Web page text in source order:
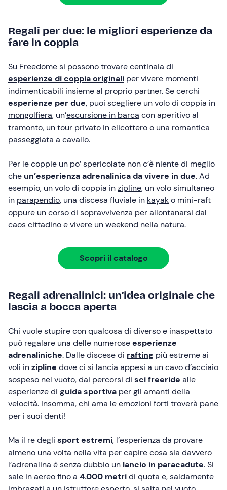
Regali per due: le migliori esperienze da
fare in coppia
Su Freedome si possono trovare centinaia di
esperienze di coppia originali per vivere momenti
indimenticabili insieme al proprio partner. Se cerchi
esperienze per due, puoi scegliere un volo di coppia in
mongolfiera, un’escursione in barca con aperitivo al
tramonto, un tour privato inelicotteroo una romantica
passeggiata a cavallo.
Per le coppie un po’ spericolate non c’è niente di meglio
che un’esperienza adrenalinica da vivere in due. Ad
esempio, un volo di coppia inzipline, un volo simultaneo
in parapendio, una discesa fluviale in kayako mini-raft
oppure uncorso di sopravvivenza per allontanarsi dal
caos cittadino e vivere un weekend nella natura.
Scopri il catalogo
Regali adrenalinici: un’idea originale che
lascia a bocca aperta
Chi vuole stupire con qualcosa di diverso e inaspettato
può regalare una delle numeroseesperienze
adrenaliniche. Dalle discese di rafting più estreme ai
voli inzipline dove ci si lancia appesi a un cavo d’acciaio
sospeso nel vuoto, dai percorsi di sci freeride alle
esperienze di guida sportiva per gli amanti della
velocità. Insomma, chi ama le emozioni forti troverà pane
per i suoi denti!
Ma il re degli sport estremi, l’esperienza da provare
almeno una volta nella vita per capire cosa sia davvero
l’adrenalina è senza dubbio un lancio in paracadute. Si
sale in aereo fino a 4.000 metridi quota e, saldamente